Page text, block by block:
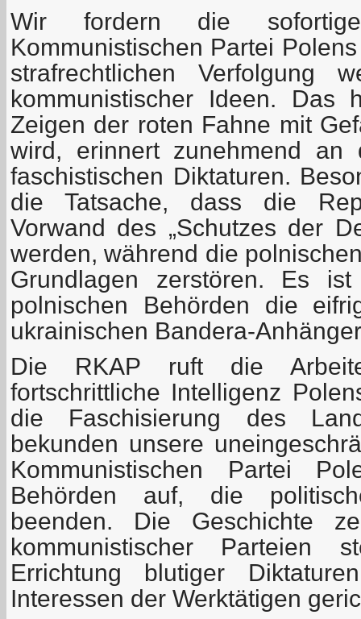
Wir fordern die
Kommunistischen Partei
strafrechtlichen Verfolgung
kommunistischer Ideen. Das
Zeigen der roten Fahne mit
wird, erinnert zunehmend
faschistischen Diktaturen.
die Tatsache, dass die
Vorwand des „Schutzes der
werden, während die
Grundlagen zerstören. Es
polnischen Behörden die
ukrainischen Bandera-
Die RKAP ruft die
fortschrittliche Intelligenz
die Faschisierung des
bekunden unsere
Kommunistischen Partei
Behörden auf, die
beenden. Die Geschichte
kommunistischer Parteien
Errichtung blutiger
Interessen der Werktätigen